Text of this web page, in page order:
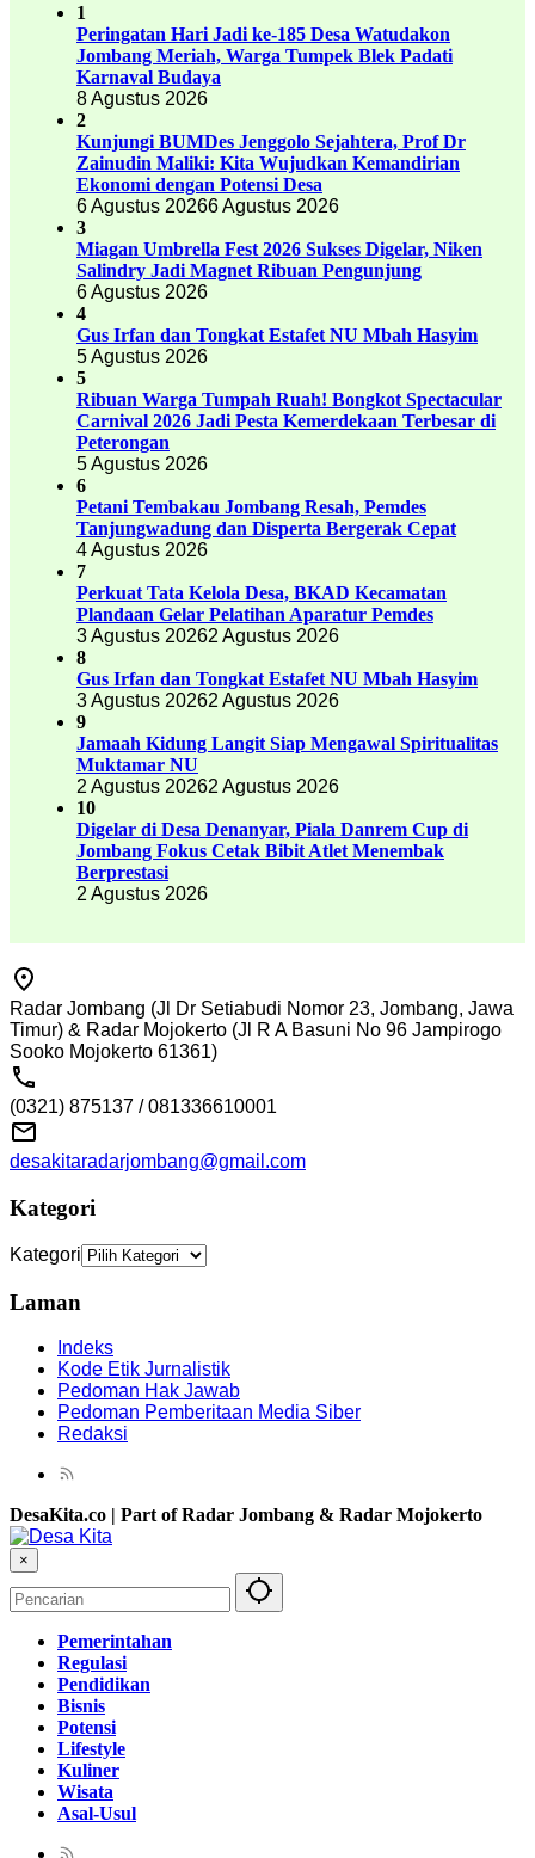
1
Peringatan Hari Jadi ke-185 Desa Watudakon
Jombang Meriah, Warga Tumpek Blek Padati
Karnaval Budaya
8 Agustus 2026
2
Kunjungi BUMDes Jenggolo Sejahtera, Prof Dr
Zainudin Maliki: Kita Wujudkan Kemandirian
Ekonomi dengan Potensi Desa
6 Agustus 20266 Agustus 2026
3
Miagan Umbrella Fest 2026 Sukses Digelar, Niken
Salindry Jadi Magnet Ribuan Pengunjung
6 Agustus 2026
4
Gus Irfan dan Tongkat Estafet NU Mbah Hasyim
5 Agustus 2026
5
Ribuan Warga Tumpah Ruah! Bongkot Spectacular
Carnival 2026 Jadi Pesta Kemerdekaan Terbesar di
Peterongan
5 Agustus 2026
6
Petani Tembakau Jombang Resah, Pemdes
Tanjungwadung dan Disperta Bergerak Cepat
4 Agustus 2026
7
Perkuat Tata Kelola Desa, BKAD Kecamatan
Plandaan Gelar Pelatihan Aparatur Pemdes
3 Agustus 20262 Agustus 2026
8
Gus Irfan dan Tongkat Estafet NU Mbah Hasyim
3 Agustus 20262 Agustus 2026
9
Jamaah Kidung Langit Siap Mengawal Spiritualitas
Muktamar NU
2 Agustus 20262 Agustus 2026
10
Digelar di Desa Denanyar, Piala Danrem Cup di
Jombang Fokus Cetak Bibit Atlet Menembak
Berprestasi
2 Agustus 2026
Radar Jombang (Jl Dr Setiabudi Nomor 23, Jombang, Jawa
Timur) & Radar Mojokerto (Jl R A Basuni No 96 Jampirogo
Sooko Mojokerto 61361)
(0321) 875137 / 081336610001
desakitaradarjombang@gmail.com
Kategori
Kategori
Laman
Indeks
Kode Etik Jurnalistik
Pedoman Hak Jawab
Pedoman Pemberitaan Media Siber
Redaksi
DesaKita.co | Part of Radar Jombang & Radar Mojokerto
×
Pemerintahan
Regulasi
Pendidikan
Bisnis
Potensi
Lifestyle
Kuliner
Wisata
Asal-Usul